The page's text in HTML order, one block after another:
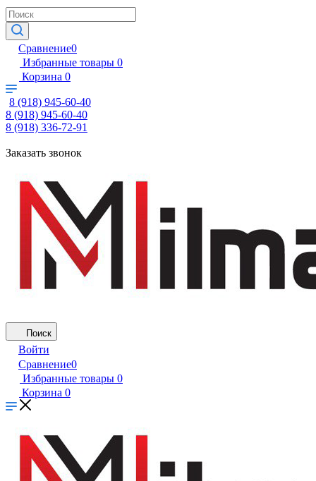
Сравнение0
Избранные товары 0
Корзина 0
8 (918) 945-60-40
8 (918) 945-60-40
8 (918) 336-72-91
Заказать звонок
Поиск
Войти
Сравнение0
Избранные товары 0
Корзина 0